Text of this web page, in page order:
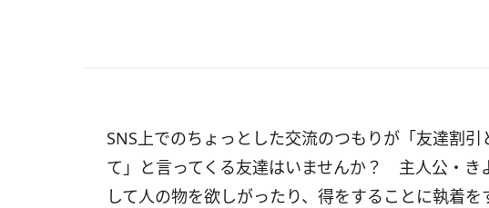
SNS上でのちょっとした交流のつもりが「友達割
て」と言ってくる友達はいませんか？ 主人公・き
して人の物を欲しがったり、得をすることに執着を